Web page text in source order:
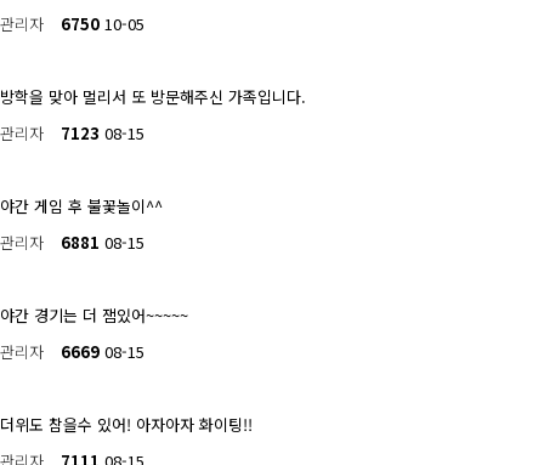
관리자
6750 10-05
방학을 맞아 멀리서 또 방문해주신 가족입니다.
관리자
7123 08-15
야간 게임 후 불꽃놀이^^
관리자
6881 08-15
야간 경기는 더 잼있어~~~~~
관리자
6669 08-15
더위도 참을수 있어! 아자아자 화이팅!!